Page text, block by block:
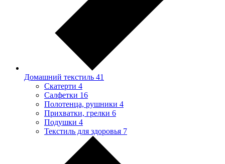
Домашний текстиль 41
Скатерти 4
Салфетки 16
Полотенца, рушники 4
Прихватки, грелки 6
Подушки 4
Текстиль для здоровья 7